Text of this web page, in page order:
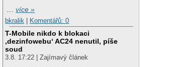
…více »
bkralik | Komentářů: 0
T-Mobile nikdo k blokaci
‚dezinfowebu‘ AC24 nenutil, píše
soud
3.8. 17:22 | Zajímavý článek